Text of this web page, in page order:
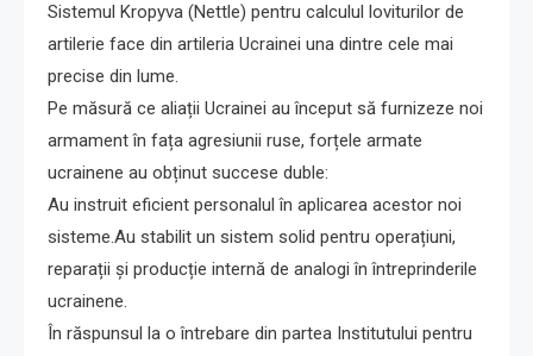
Sistemul Kropyva (Nettle) pentru calculul loviturilor de
artilerie face din artileria Ucrainei una dintre cele mai
precise din lume.
Pe măsură ce aliații Ucrainei au început să furnizeze noi
armament în fața agresiunii ruse, forțele armate
ucrainene au obținut succese duble:
Au instruit eficient personalul în aplicarea acestor noi
sisteme.Au stabilit un sistem solid pentru operațiuni,
reparații și producție internă de analogi în întreprinderile
ucrainene.
În răspunsul la o întrebare din partea Institutului pentru